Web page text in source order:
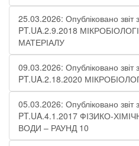
25.03.2026: Опубліковано звіт
PT.UA.2.9.2018
МАТЕРІАЛУ
09.03.2026: Опубліковано звіт
PT.UA.2.18.2020
05.03.2026: Опубліковано звіт
PT.UA.4.1.2017 ФІЗИКО-
ВОДИ – РАУНД 10